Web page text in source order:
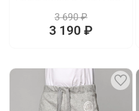
3 690 ₽
3 190 ₽